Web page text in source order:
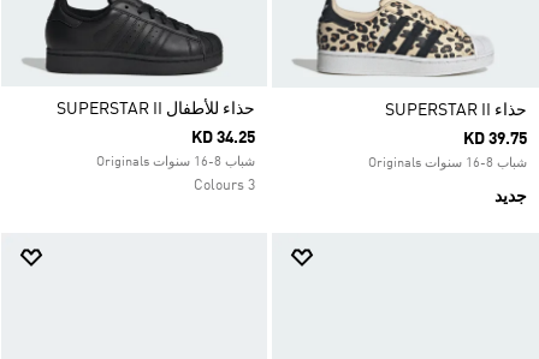
حذاء SUPERSTAR II
KD 39.75
شباب 8-16 سنوات Originals
جديد
حذاء للأطفال SUPERSTAR II
KD 34.25
شباب 8-16 سنوات Originals
3 Colours